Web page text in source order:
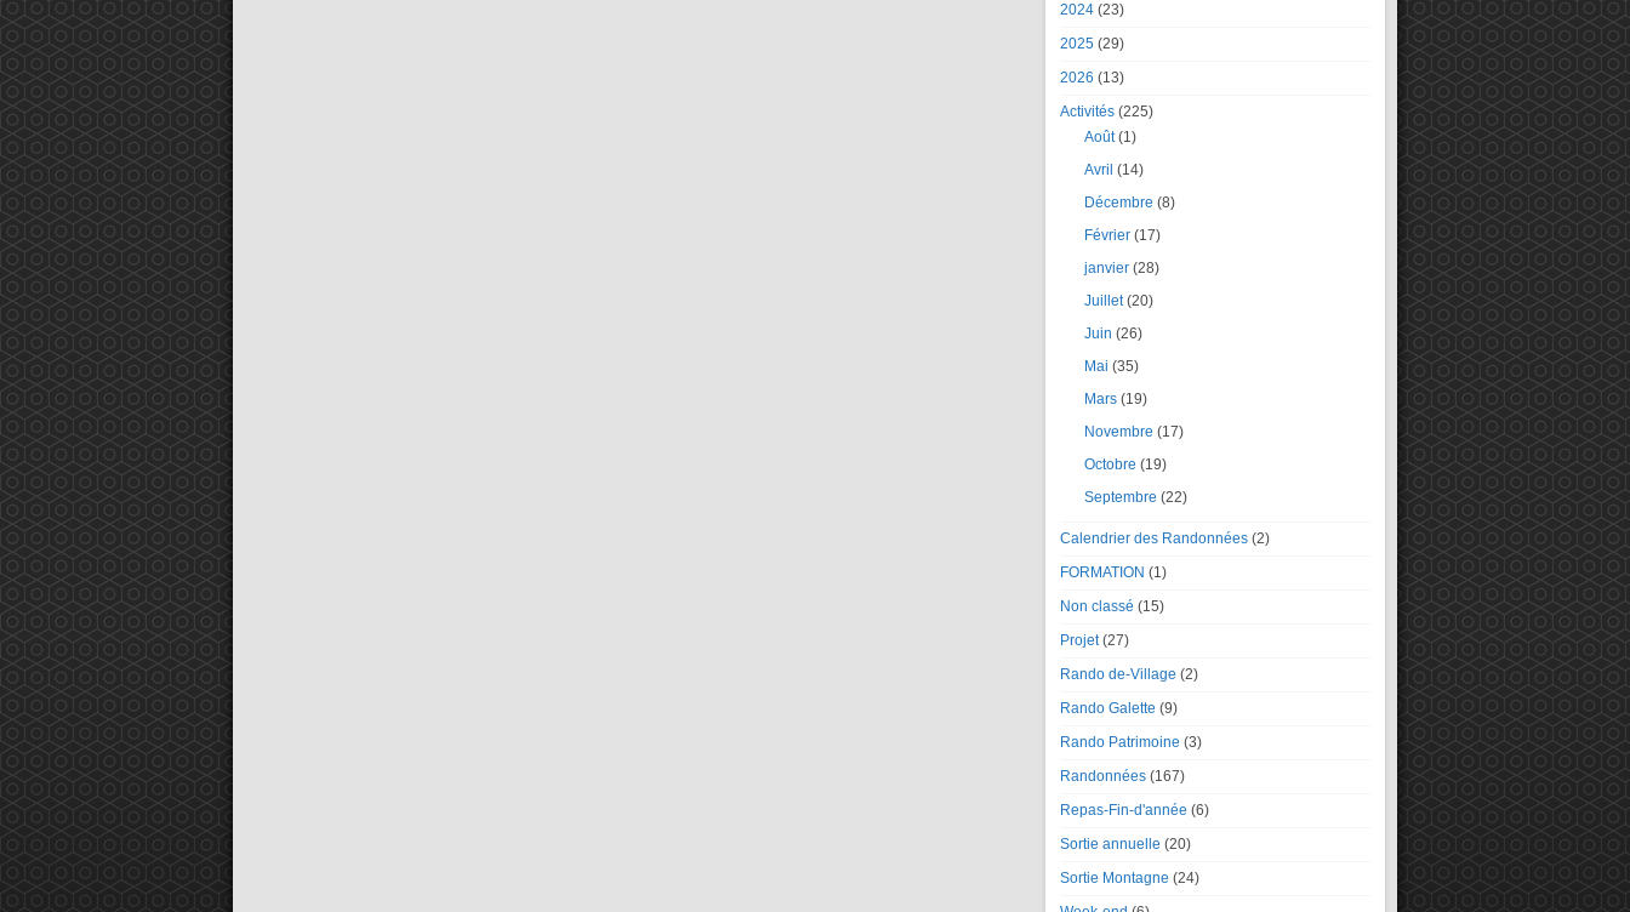
2024 (23)
2025 (29)
2026 (13)
Activités (225)
Août(1)
Avril (14)
Décembre (8)
Février (17)
janvier (28)
Juillet(20)
Juin (26)
Mai (35)
Mars (19)
Novembre (17)
Octobre (19)
Septembre (22)
Calendrier des Randonnées (2)
FORMATION (1)
Non classé (15)
Projet(27)
Rando de-Village (2)
Rando Galette (9)
Rando Patrimoine (3)
Randonnées (167)
Repas-Fin-d'année (6)
Sortie annuelle (20)
Sortie Montagne (24)